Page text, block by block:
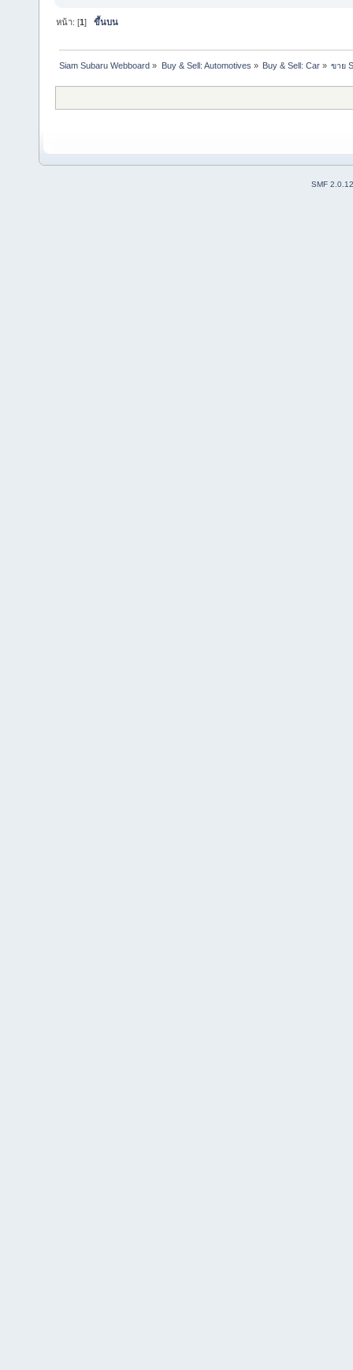
หน้า: [1]ขึ้นบน
Siam Subaru Webboard » Buy & Sell: Automotives » Buy & Sell: Car» ขาย
SMF 2.0.12